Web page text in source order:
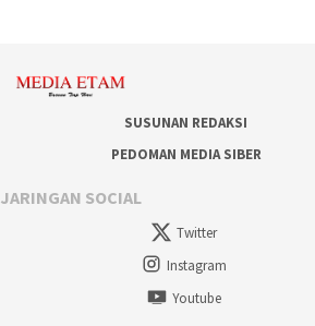
SUSUNAN REDAKSI
PEDOMAN MEDIA SIBER
JARINGAN SOCIAL
Twitter
Instagram
Youtube